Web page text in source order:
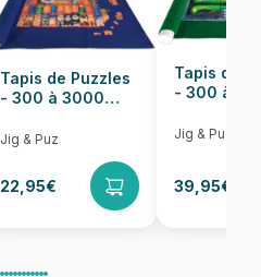
Tapis de Puzzles
- 300 à 3000
Jig & Puz
22,95€
Tapis de
- 300 à
Jig & Puz
39,95€